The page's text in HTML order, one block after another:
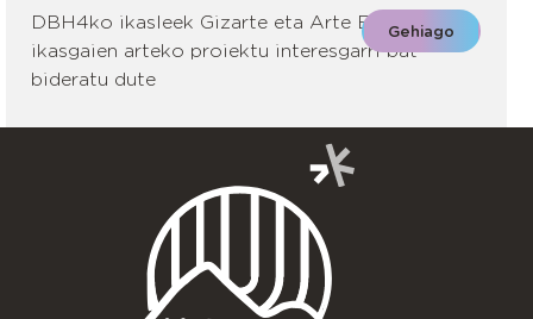
DBH4ko ikasleek Gizarte eta Arte Eszenikoko
ikasgaien arteko proiektu interesgarri bat
bideratu dute
Gehiago